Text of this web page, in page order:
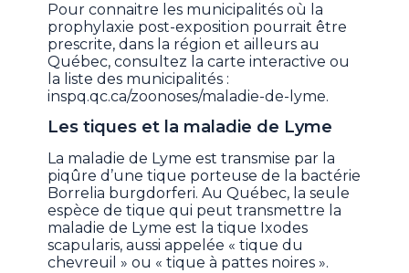
Pour connaitre les municipalités où la
prophylaxie post-exposition pourrait être
prescrite, dans la région et ailleurs au
Québec, consultez la carte interactive ou
la liste des municipalités :
inspq.qc.ca/zoonoses/maladie-de-lyme.
Les tiques et la maladie de Lyme
La maladie de Lyme est transmise par la
piqûre d’une tique porteuse de la bactérie
Borrelia burgdorferi. Au Québec, la seule
espèce de tique qui peut transmettre la
maladie de Lyme est la tique Ixodes
scapularis, aussi appelée « tique du
chevreuil » ou « tique à pattes noires ».